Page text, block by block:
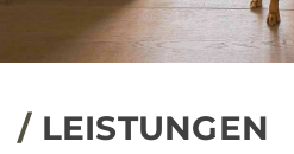
/LEISTUNGEN